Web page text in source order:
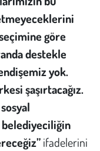
göre
destekle
yok.
şaşırtacağız.
ifadelerini